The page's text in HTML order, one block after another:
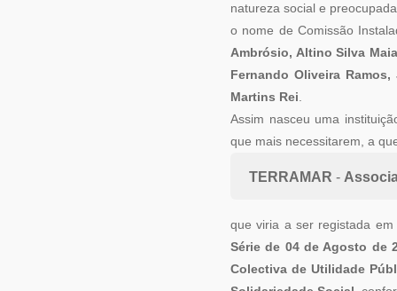
natureza social e
o nome de Comissão
Ambrósio, Altino Silva
Fernando Oliveira
Martins Rei
Assim nasceu uma
que mais necessitarem, a
TERRAMAR -
que viria a ser registada em
Série de 04 de Agosto de
Colectiva de Utilidade